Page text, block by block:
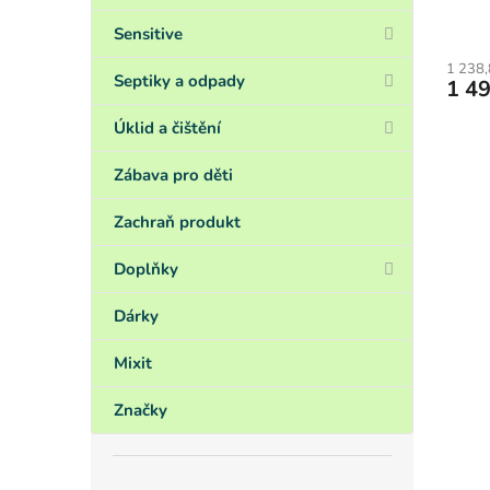
Sensitive
Septiky a odpady
Úklid a čištění
Zábava pro děti
Zachraň produkt
Doplňky
Dárky
Mixit
Značky
1
1